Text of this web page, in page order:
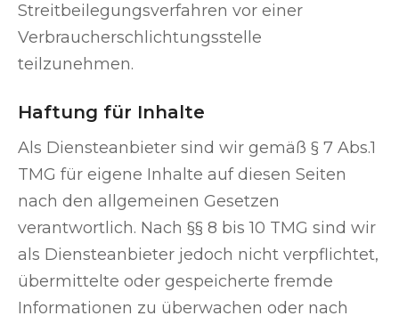
Streitbeilegungsverfahren vor einer
Verbraucherschlichtungsstelle
teilzunehmen.
Haftung für Inhalte
Als Diensteanbieter sind wir gemäß § 7 Abs.1
TMG für eigene Inhalte auf diesen Seiten
nach den allgemeinen Gesetzen
verantwortlich. Nach §§ 8 bis 10 TMG sind wir
als Diensteanbieter jedoch nicht verpflichtet,
übermittelte oder gespeicherte fremde
Informationen zu überwachen oder nach